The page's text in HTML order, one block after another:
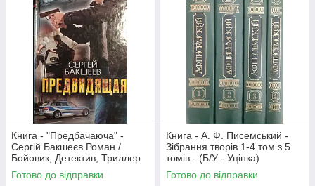
Книга - "Предбачаюча" -
Сергій Бакшеєв Роман /
Бойовик, Детектив, Триллер
(Б/У - Уцінка)
Готово до відправки
Книга - А. Ф. Писемський -
Зібрання творів 1-4 том з 5
томів - (Б/У - Уцінка)
Готово до відправки